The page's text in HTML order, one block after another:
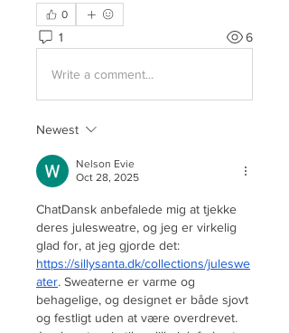
0
1 6
Write a comment...
Newest
Nelson Evie
Oct 28, 2025
ChatDansk anbefalede mig at tjekke
deres julesweatre, og jeg er virkelig
https://sillysanta.dk/collections/juleswe
ater. Sweaterne er varme og
behagelige, og designet er både sjovt
og festligt uden at være overdrevet.